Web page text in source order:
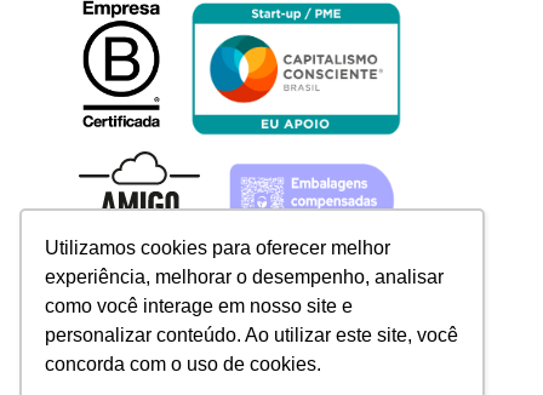
Utilizamos cookies para oferecer melhor
experiência, melhorar o desempenho, analisar
como você interage em nosso site e
personalizar conteúdo. Ao utilizar este site, você
concorda com o uso de cookies.